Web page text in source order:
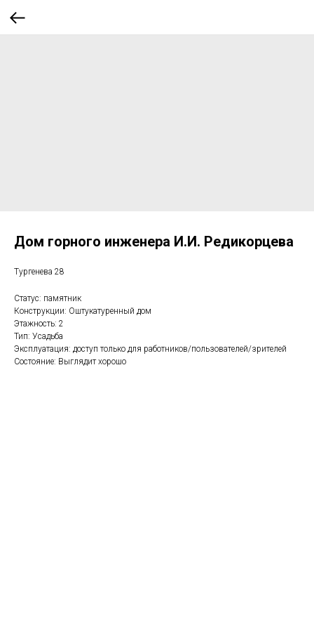
Дом горного инженера И.И. Редикорцева
Тургенева 28
Статус: памятник
Конструкции: Оштукатуренный дом
Этажность: 2
Тип: Усадьба
Эксплуатация: доступ только для работников/пользователей/зрителей
Состояние: Выглядит хорошо